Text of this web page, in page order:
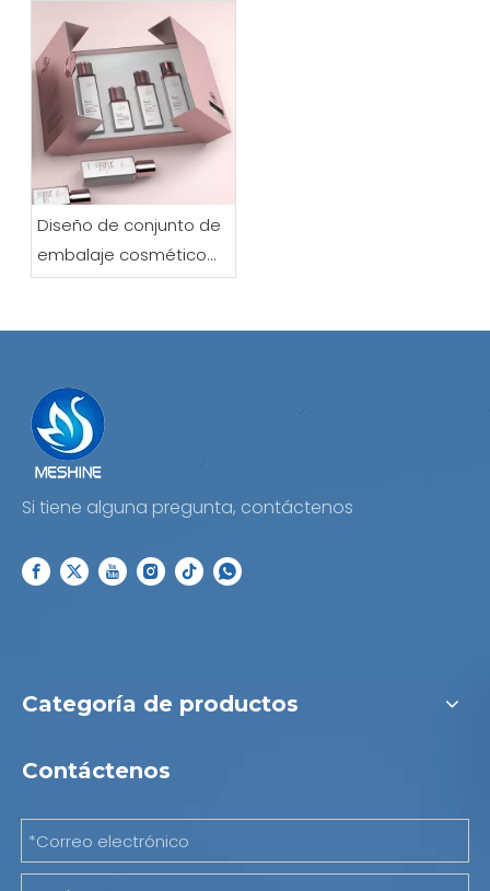
Diseño de conjunto de
embalaje cosmético
premium
Si tiene alguna pregunta, contáctenos
Categoría de productos
Contáctenos